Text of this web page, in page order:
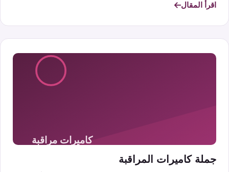
اقرأ المقال
جملة كاميرات المراقبة